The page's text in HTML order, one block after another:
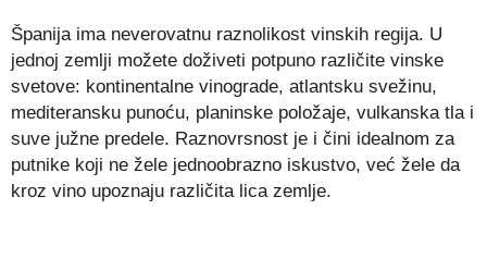
Španija ima neverovatnu raznolikost vinskih regija. U
jednoj zemlji možete doživeti potpuno različite vinske
svetove: kontinentalne vinograde, atlantsku svežinu,
mediteransku punoću, planinske položaje, vulkanska tla i
suve južne predele. Raznovrsnost je i čini idealnom za
putnike koji ne žele jednoobrazno iskustvo, već žele da
kroz vino upoznaju različita lica zemlje.